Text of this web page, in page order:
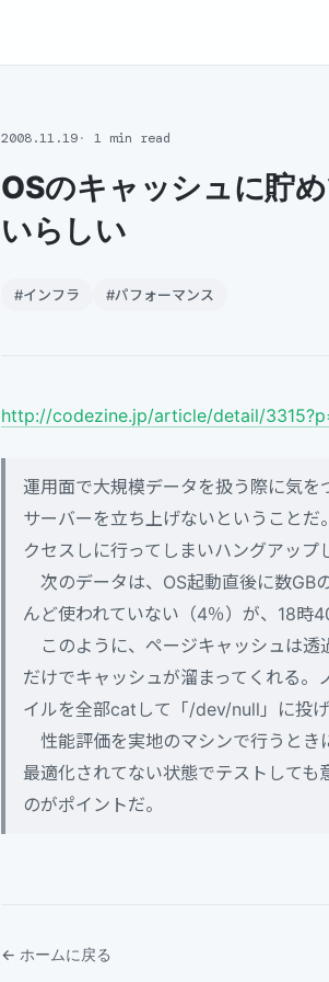
2008.11.19 1 min read
OSのキャッシュに貯
いらしい
#インフラ #パフォーマンス
http://codezine.jp/article/detail/
運用面で大規模データを扱う際に気
サーバーを立ち上げないということ
クセスしに行ってしまいハングアップ
次のデータは、OS起動直後に数GB
んど使われていない（4％）が、18時
このように、ページキャッシュは透
だけでキャッシュが溜まってくれる。
イルを全部catして「/dev/null」に投
性能評価を実地のマシンで行うとき
最適化されてない状態でテストして
のがポイントだ。
← ホームに戻る